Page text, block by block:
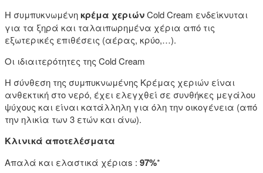
Η συμπυκνωμένηκρέμα χεριώνCold Cream ενδείκνυται
για τα ξηρά και ταλαιπωρημένα χέρια από τις
εξωτερικές επιθέσεις (αέρας, κρύο,…).
Οι ιδιαιτερότητες της Cold Cream
Η σύνθεση της συμπυκνωμένης Κρέμας χεριών είναι
ανθεκτική στο νερό, έχει ελεγχθεί σε συνθήκες μεγάλου
ψύχους και είναι κατάλληλη για όλη την οικογένεια (από
την ηλικία των 3 ετών και άνω).
Κλινικά αποτελέσματα
Απαλά και ελαστικά χέριαs : 97%*